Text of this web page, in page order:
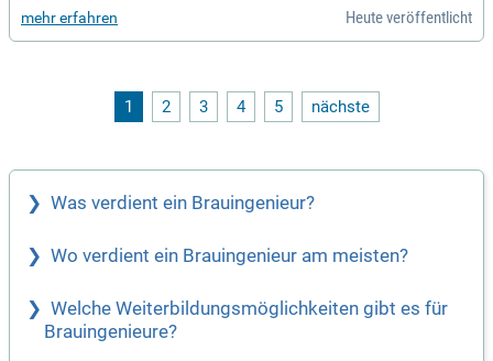
die Möglichkeit, Teil der erfolgreichsten und flexibelsten Bra
uerei Bayerns zu werden. Aktuell suchen wir motivierte BRA
gehören die Bedienung von Maschinen sowie die Reinigung
und Pflege unserer technischen Anlagen. Bewerben Sie sich
mehr erfahren Heute veröffentlicht
1 2 3 4 5 nächste
Was verdient ein Brauingenieur?
Wo verdient ein Brauingenieur am meisten?
Welche Weiterbildungsmöglichkeiten gibt es für
Brauingenieure?